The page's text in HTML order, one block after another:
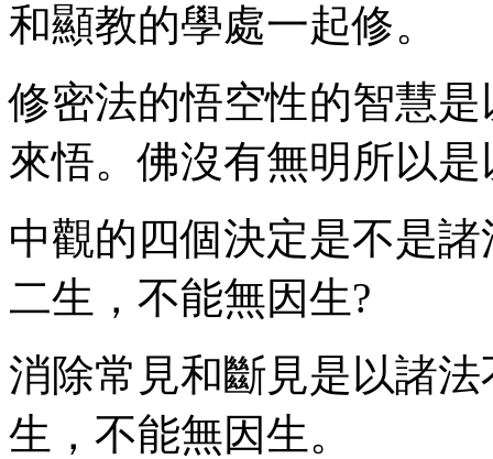
和顯教的學處一起修。
修密法的悟空性的智慧
來悟。佛沒有無明所以
中觀的四個決定是不是
二生，不能無因生?
消除常見和斷見是以諸
生，不能無因生。